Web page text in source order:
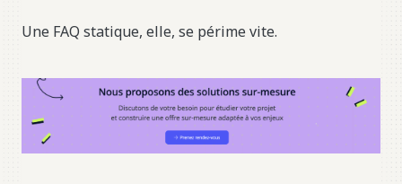
Une FAQ statique, elle, se périme vite.